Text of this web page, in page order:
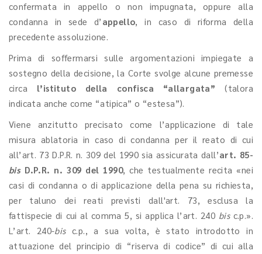
confermata in appello o non impugnata, oppure alla
condanna in sede d’ appello, in caso di riforma della
precedente assoluzione.
Prima di soffermarsi sulle argomentazioni impiegate a
sostegno della decisione, la Corte svolge alcune premesse
circa l’istituto della confisca “allargata” (talora
indicata anche come “atipica” o “estesa”).
Viene anzitutto precisato come l’applicazione di tale
misura ablatoria in caso di condanna per il reato di cui
all’art. 73 D.P.R. n. 309 del 1990 sia assicurata dall’art. 85-
bisD.P.R. n. 309 del 1990, che testualmente recita «nei
casi di condanna o di applicazione della pena su richiesta,
per taluno dei reati previsti dall'art. 73, esclusa la
fattispecie di cui al comma 5, si applica l’art. 240 bisc.p.».
L’art. 240-bisc.p., a sua volta, è stato introdotto in
attuazione del principio di “riserva di codice” di cui alla